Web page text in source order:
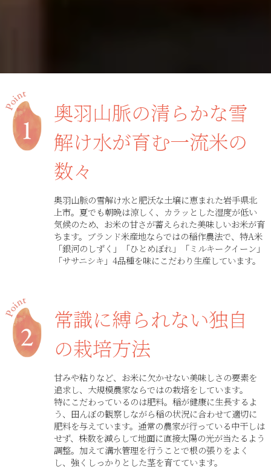
奥羽山脈の清らかな雪
解け水が育む一流米の
数々
奥羽山脈の雪解け水と肥沃な土壌に恵まれた岩手県北
上市。夏でも朝晩は涼しく、カラッとした湿度が低い
気候のため、お米の甘さが蓄えられた美味しいお米が育
ちます。ブランド米産地ならではの稲作農法で、特A米
「銀河のしずく」「ひとめぼれ」「ミルキークイーン」
「ササニシキ」4品種を味にこだわり生産しています。
常識に縛られない独自
の栽培方法
甘みや粘りなど、お米に欠かせない美味しさの要素を
追求し、大規模農家ならではの栽培をしています。
特にこだわっているのは肥料。稲が健康に生長するよ
う、田んぼの観察しながら稲の状況に合わせて適切に
肥料を与えています。通常の農家が行っている中干しは
せず、株数を減らして地面に直接太陽の光が当たるよう
調整。加えて溝水管理を行うことで根の張りをよく
し、強くしっかりとした茎を育てています。